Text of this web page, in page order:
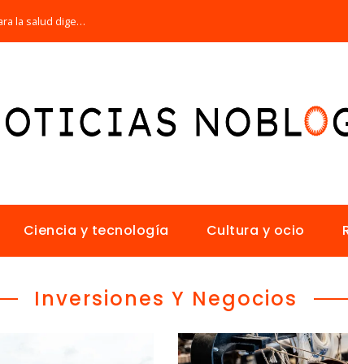
Por qué la microbiota intestinal es esencial para la salud digestiva
Ciencia y tecnología Cultura y ocio
Inversiones Y Negocios